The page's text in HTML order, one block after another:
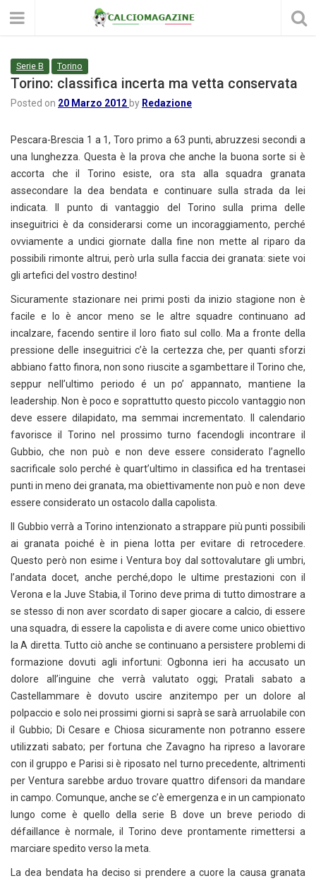
Serie B Torino
Torino: classifica incerta ma vetta conservata
Posted on 20 Marzo 2012 by Redazione
Pescara-Brescia 1 a 1, Toro primo a 63 punti, abruzzesi secondi a
una lunghezza. Questa è la prova che anche la buona sorte si è
accorta che il Torino esiste, ora sta alla squadra granata
assecondare la dea bendata e continuare sulla strada da lei
indicata. Il punto di vantaggio del Torino sulla prima delle
inseguitrici è da considerarsi come un incoraggiamento, perché
ovviamente a undici giornate dalla fine non mette al riparo da
possibili rimonte altrui, però urla sulla faccia dei granata: siete voi
gli artefici del vostro destino!
Sicuramente stazionare nei primi posti da inizio stagione non è
facile e lo è ancor meno se le altre squadre continuano ad
incalzare, facendo sentire il loro fiato sul collo. Ma a fronte della
pressione delle inseguitrici c’è la certezza che, per quanti sforzi
abbiano fatto finora, non sono riuscite a sgambettare il Torino che,
seppur nell’ultimo periodo é un po’ appannato, mantiene la
leadership. Non è poco e soprattutto questo piccolo vantaggio non
deve essere dilapidato, ma semmai incrementato. Il calendario
favorisce il Torino nel prossimo turno facendogli incontrare il
Gubbio, che non può e non deve essere considerato l’agnello
sacrificale solo perché è quart’ultimo in classifica ed ha trentasei
punti in meno dei granata, ma obiettivamente non può e non deve
essere considerato un ostacolo dalla capolista.
Il Gubbio verrà a Torino intenzionato a strappare più punti possibili
ai granata poiché è in piena lotta per evitare di retrocedere.
Questo però non esime i Ventura boy dal sottovalutare gli umbri,
l’andata docet, anche perché,dopo le ultime prestazioni con il
Verona e la Juve Stabia, il Torino deve prima di tutto dimostrare a
se stesso di non aver scordato di saper giocare a calcio, di essere
una squadra, di essere la capolista e di avere come unico obiettivo
la A diretta. Tutto ciò anche se continuano a persistere problemi di
formazione dovuti agli infortuni: Ogbonna ieri ha accusato un
dolore all’inguine che verrà valutato oggi; Pratali sabato a
Castellammare è dovuto uscire anzitempo per un dolore al
polpaccio e solo nei prossimi giorni si saprà se sarà arruolabile con
il Gubbio; Di Cesare e Chiosa sicuramente non potranno essere
utilizzati sabato; per fortuna che Zavagno ha ripreso a lavorare
con il gruppo e Parisi si è riposato nel turno precedente, altrimenti
per Ventura sarebbe arduo trovare quattro difensori da mandare
in campo. Comunque, anche se c’è emergenza e in un campionato
lungo come è quello della serie B dove un breve periodo di
défaillance è normale, il Torino deve prontamente rimettersi a
marciare spedito verso la meta.
La dea bendata ha deciso si prendere a cuore la causa granata